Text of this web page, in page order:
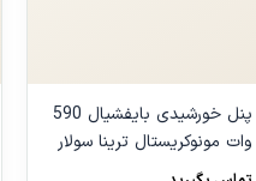
پنل خورشیدی بایفشیال 590
وات مونوکریستال ترینا سولار